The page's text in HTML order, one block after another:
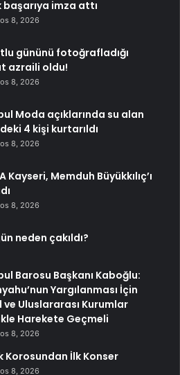
başarıya imza attı
8, 2026
gününü fotoğrafladığı
azraili oldu!
8, 2026
Moda açıklarında su alan
4 kişi kurtarıldı
8, 2026
Kayseri, Memduh Büyükkılıç’ı
8, 2026
neden çakıldı?
Barosu Başkanı Kaboğlu:
Yargılanması İçin
ve Uluslararası Kurumlar
Harekete Geçmeli
8, 2026
Korosundan İlk Konser
8, 2026